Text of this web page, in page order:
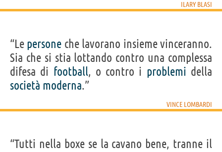
ILARY BLASI
“Le persone che lavorano insieme vinceranno.
Sia che si stia lottando contro una complessa
difesa di football, o contro i problemi della
società moderna.”
VINCE LOMBARDI
“Tutti nella boxe se la cavano bene, tranne il